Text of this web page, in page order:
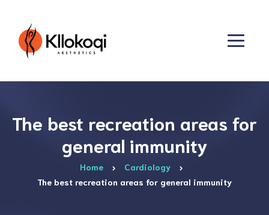
The best recreation areas for
general immunity
Home
Cardiology
The best recreation areas for general immunity